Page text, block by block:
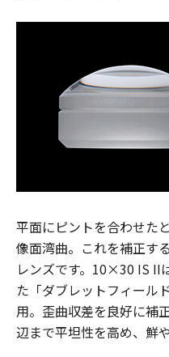
平面にピントを合わせた
像面湾曲。これを補正す
レンズです。10×30 IS II
た「ダブレットフィール
用。歪曲収差を良好に補
辺まで平坦性を高め、鮮